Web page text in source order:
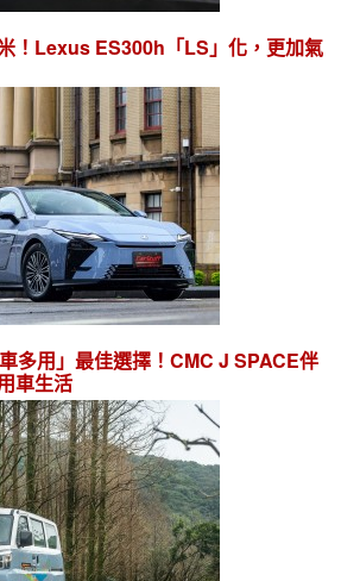
！Lexus ES300h「LS」化，更加氣
多用」最佳選擇！CMC J SPACE伴
車生活